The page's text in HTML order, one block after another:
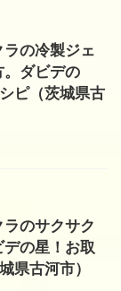
ラの冷製ジェ
。ダビデの
ピ（茨城県古
ラのサクサク
の星！お取
県古河市）